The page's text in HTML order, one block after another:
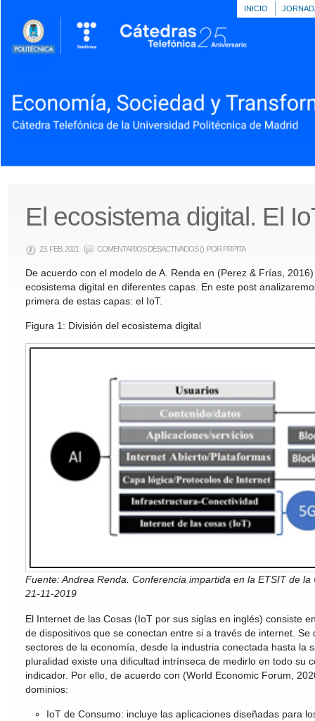
INICIO
El ecosistema digital. El
23. FEB, 2021 COMENTARIOS DESACTIVADOSEN
EL
DIGITAL.
EL
IOT
() POR PRPITA
De acuerdo con el modelo de A. Renda en (Perez & Frías,
ecosistema digital en diferentes capas. En este post
primera de estas capas: el IoT.
Figura 1: División del ecosistema digital
Fuente: Andrea Renda. Conferencia impartida en la ETSIT de la
21-11-2019
El Internet de las Cosas (IoT por sus siglas en inglés) consiste
de dispositivos que se conectan entre si a través de internet. Se
sectores de la economía, desde la industria conectada hasta la
pluralidad existe una dificultad intrínseca de medirlo en todo su
indicador. Por ello, de acuerdo con (World Economic Forum,
dominios:
IoT de Consumo: incluye las aplicaciones diseñadas para